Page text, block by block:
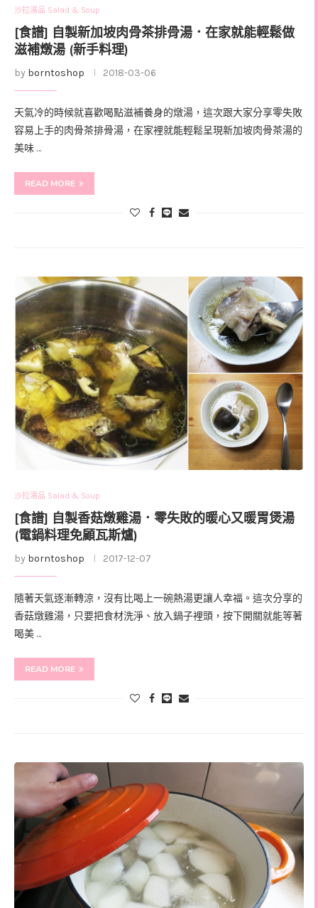
沙拉湯品 Salad & Soup
[食譜] 自製新加坡肉骨茶排骨湯．在家就能輕鬆做
滋補燉湯 (新手料理)
by borntoshop 2018-03-06
天氣冷的時候就喜歡喝點滋補養身的燉湯，這次跟大家分享零失敗
容易上手的肉骨茶排骨湯，在家裡就能輕鬆呈現新加坡肉骨茶湯的
美味 …
READ MORE
沙拉湯品 Salad & Soup
[食譜] 自製香菇燉雞湯．零失敗的暖心又暖胃煲湯
(電鍋料理免顧瓦斯爐)
by borntoshop 2017-12-07
隨著天氣逐漸轉涼，沒有比喝上一碗熱湯更讓人幸福。這次分享的
香菇燉雞湯，只要把食材洗淨、放入鍋子裡頭，按下開關就能等著
喝美 …
READ MORE